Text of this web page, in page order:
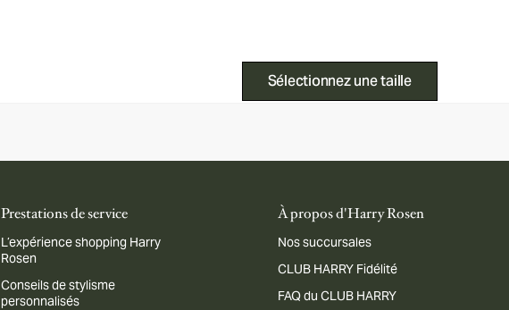
Sélectionnez une taille
Prestations de service
L’expérience shopping Harry
Rosen
Conseils de stylisme
personnalisés
À propos d'Harry Rosen
Nos succursales
CLUB HARRY Fidélité
FAQ du CLUB HARRY